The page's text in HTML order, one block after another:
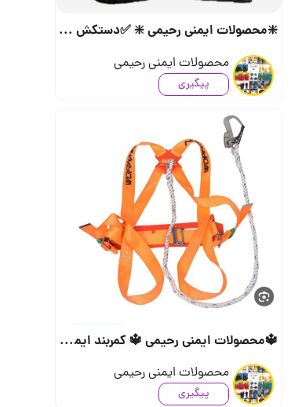
❇️محصولات ایمنی رحیمی ❇️ ✅دستکش ضدبرش نفیس ✅ مدل221 کیفیت بالا (جهت
محصولات ایمنی رحیمی
پیگیری
🔱محصولات ایمنی رحیمی 🔱 کمربند ایمنی ورکمن
محصولات ایمنی رحیمی
پیگیری